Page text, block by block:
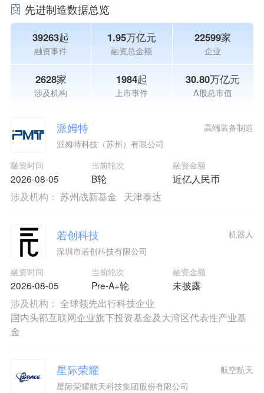
先进制造数据总览
39263起
融资事件
1.95万亿元
融资总金额
22599家
企业
2628家
涉及机构
1984起
上市事件
30.80万亿元
A股总市值
派姆特
派姆特科技（苏州）有限公司
融资时间
2026-08-05
当前轮次
B轮
融资金额
近亿人民币
高端装备制造
涉及机构： 苏州战新基金 天津泰达
若创科技
深圳市若创科技有限公司
融资时间
2026-08-05
当前轮次
Pre-A+轮
融资金额
未披露
机器人
涉及机构： 全球领先出行科技企业
国内头部互联网企业旗下投资基金及大湾区代表性产业基
金
星际荣耀
星际荣耀航天科技集团股份有限公司
航空航天